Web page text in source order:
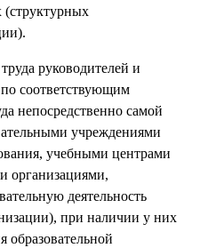
(структурных
руководителей и
соответствующим
непосредственно самой
учреждениями
учебными центрами
организациями,
деятельность
при наличии у них
образовательной